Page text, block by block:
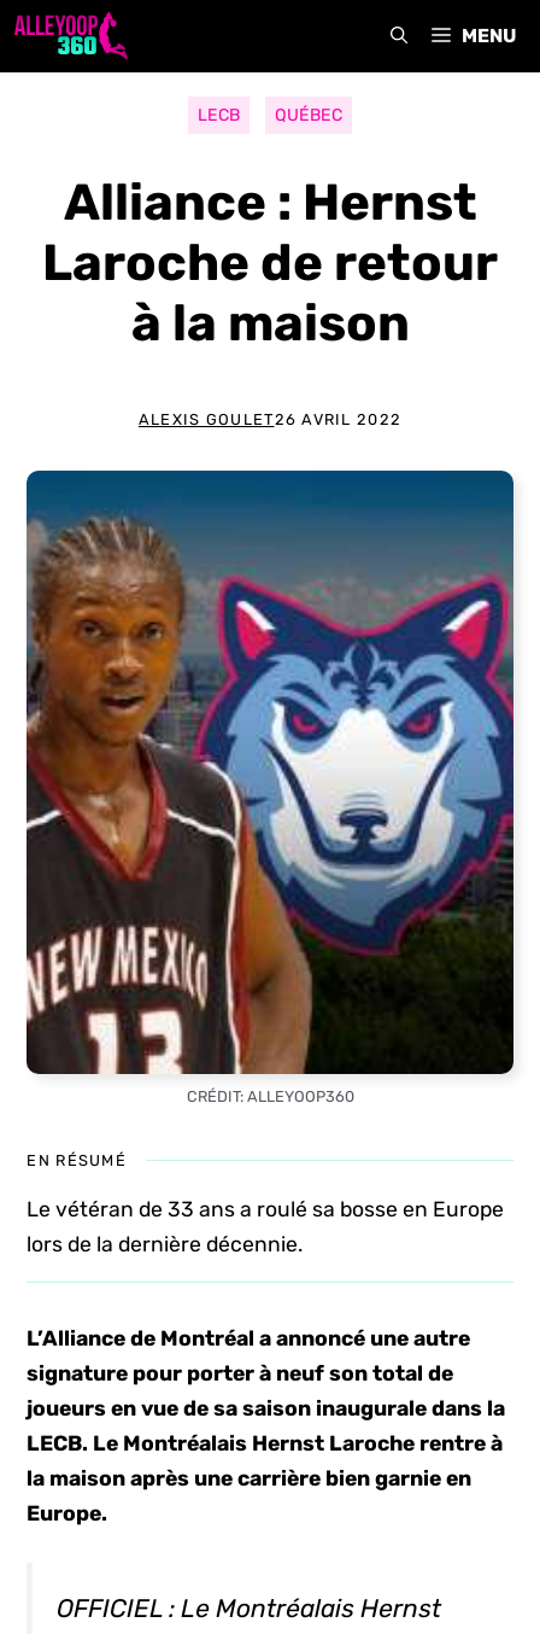
Aller
MENU
LECB QUÉBEC
Alliance : Hernst
Laroche de retour
à la maison
ALEXIS GOULET26 AVRIL 2022
CRÉDIT: ALLEYOOP360
EN RÉSUMÉ
Le vétéran de 33 ans a roulé sa bosse en Europe
lors de la dernière décennie.
L’Alliance de Montréal a annoncé une autre
signature pour porter à neuf son total de
joueurs en vue de sa saison inaugurale dans la
LECB. Le Montréalais Hernst Laroche rentre à
la maison après une carrière bien garnie en
Europe.
OFFICIEL : Le Montréalais Hernst